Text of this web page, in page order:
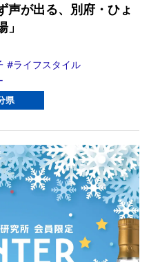
声が出る、別府・ひょ
ライフスタイル
県